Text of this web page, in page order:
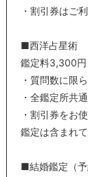
・割引券はご
■西洋占星術
鑑定料3,300円
・質問数に限
・全鑑定所共
・割引券をお
鑑定は含まれて
■結婚鑑定（予